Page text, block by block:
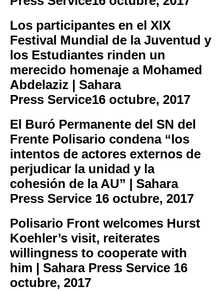
Los participantes en el XIX
Festival Mundial de la Juventud y
los Estudiantes rinden un
merecido homenaje a Mohamed
Abdelaziz | Sahara
Press Service16 octubre, 2017
El Buró Permanente del SN del
Frente Polisario condena “los
intentos de actores externos de
perjudicar la unidad y la
cohesión de la AU” | Sahara
Press Service 16 octubre, 2017
Polisario Front welcomes Hurst
Koehler’s visit, reiterates
willingness to cooperate with
him | Sahara Press Service 16
octubre, 2017